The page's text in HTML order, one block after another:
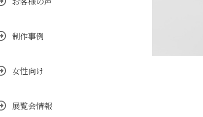
制作事例
女性向け
展覧会情報